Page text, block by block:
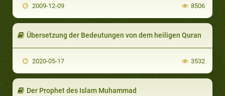
2009-12-09 8506
Übersetzung der Bedeutungen von dem heiligen Quran
2020-05-17 3532
Der Prophet des Islam Muhammad